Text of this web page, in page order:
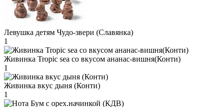
Левушка детям Чудо-звери (Славянка)
1
Живинка Tropic sea со вкусом ананас-вишня(Конти)
1
Живинка вкус дыня (Конти)
1